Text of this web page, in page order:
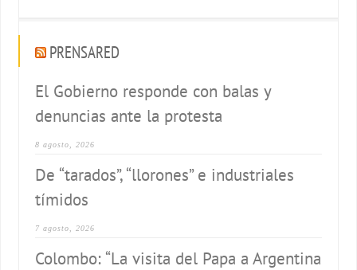
PRENSARED
El Gobierno responde con balas y
denuncias ante la protesta
8 agosto, 2026
De “tarados”, “llorones” e industriales
tímidos
7 agosto, 2026
Colombo: “La visita del Papa a Argentina